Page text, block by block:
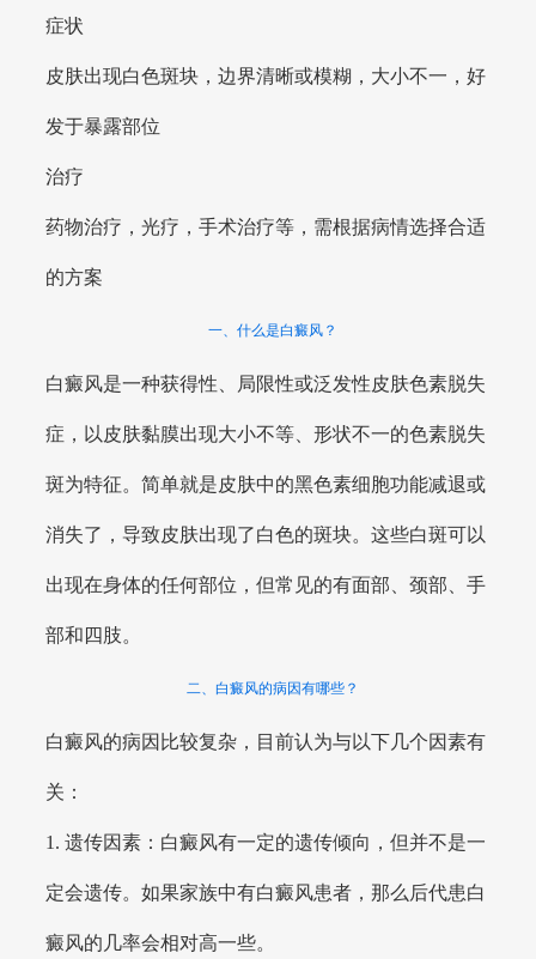
症状
皮肤出现白色斑块，边界清晰或模糊，大小不一，好
发于暴露部位
治疗
药物治疗，光疗，手术治疗等，需根据病情选择合适
的方案
一、什么是白癜风？
白癜风是一种获得性、局限性或泛发性皮肤色素脱失
症，以皮肤黏膜出现大小不等、形状不一的色素脱失
斑为特征。简单就是皮肤中的黑色素细胞功能减退或
消失了，导致皮肤出现了白色的斑块。这些白斑可以
出现在身体的任何部位，但常见的有面部、颈部、手
部和四肢。
二、白癜风的病因有哪些？
白癜风的病因比较复杂，目前认为与以下几个因素有
关：
1. 遗传因素：白癜风有一定的遗传倾向，但并不是一
定会遗传。如果家族中有白癜风患者，那么后代患白
癜风的几率会相对高一些。